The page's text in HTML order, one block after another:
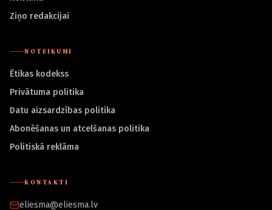
Ziņo redakcijai
NOTEIKUMI
Ētikas kodekss
Privātuma politika
Datu aizsardzības politika
Abonēšanas un atcelšanas politika
Politiskā reklāma
KONTAKTI
eliesma@eliesma.lv